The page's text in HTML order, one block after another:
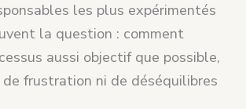
les plus expérimentés
la question : comment
aussi objectif que possible,
de frustration ni de déséquilibres